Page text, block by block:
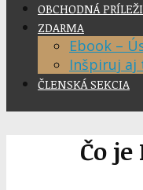
OBCHODNÁ
ZDARMA
Ebook –
Inšpiruj aj
ČLENSKÁ SEKCIA
Čo